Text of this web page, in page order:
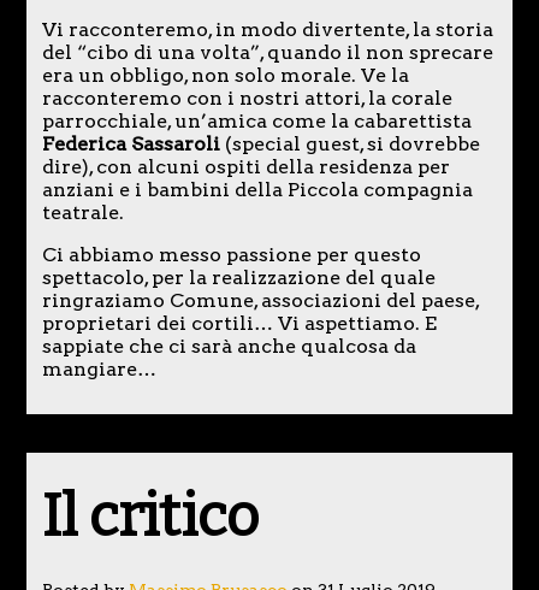
Vi racconteremo, in modo divertente, la storia
del “cibo di una volta”, quando il non sprecare
era un obbligo, non solo morale. Ve la
racconteremo con i nostri attori, la corale
parrocchiale, un’amica come la cabarettista
Federica Sassaroli (special guest, si dovrebbe
dire), con alcuni ospiti della residenza per
anziani e i bambini della Piccola compagnia
teatrale.
Ci abbiamo messo passione per questo
spettacolo, per la realizzazione del quale
ringraziamo Comune, associazioni del paese,
proprietari dei cortili… Vi aspettiamo. E
sappiate che ci sarà anche qualcosa da
mangiare…
Il critico